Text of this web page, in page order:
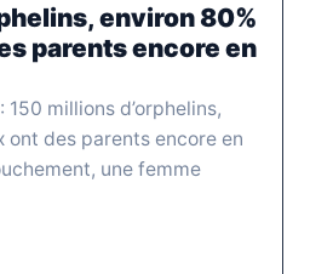
environ 80%
parents encore en
millions d’orphelins,
ont des parents encore en
une femme